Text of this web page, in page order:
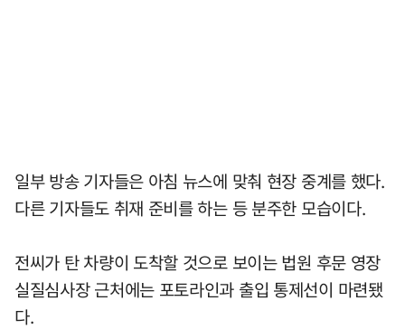
일부 방송 기자들은 아침 뉴스에 맞춰 현장 중계를 했다.
다른 기자들도 취재 준비를 하는 등 분주한 모습이다.
전씨가 탄 차량이 도착할 것으로 보이는 법원 후문 영장
실질심사장 근처에는 포토라인과 출입 통제선이 마련됐
다.